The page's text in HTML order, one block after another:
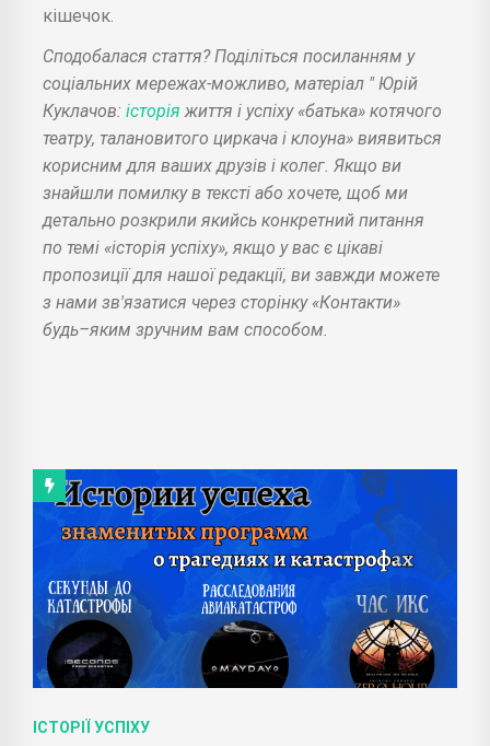
кішечок.
Сподобалася стаття? Поділіться посиланням у
соціальних мережах-можливо, матеріал " Юрій
Куклачов: історія життя і успіху «батька» котячого
театру, талановитого циркача і клоуна» виявиться
корисним для ваших друзів і колег. Якщо ви
знайшли помилку в тексті або хочете, щоб ми
детально розкрили якийсь конкретний питання
по темі «історія успіху», якщо у вас є цікаві
пропозиції для нашої редакції, ви завжди можете
з нами зв'язатися через сторінку «Контакти»
будь–яким зручним вам способом.
ІСТОРІЇ УСПІХУ